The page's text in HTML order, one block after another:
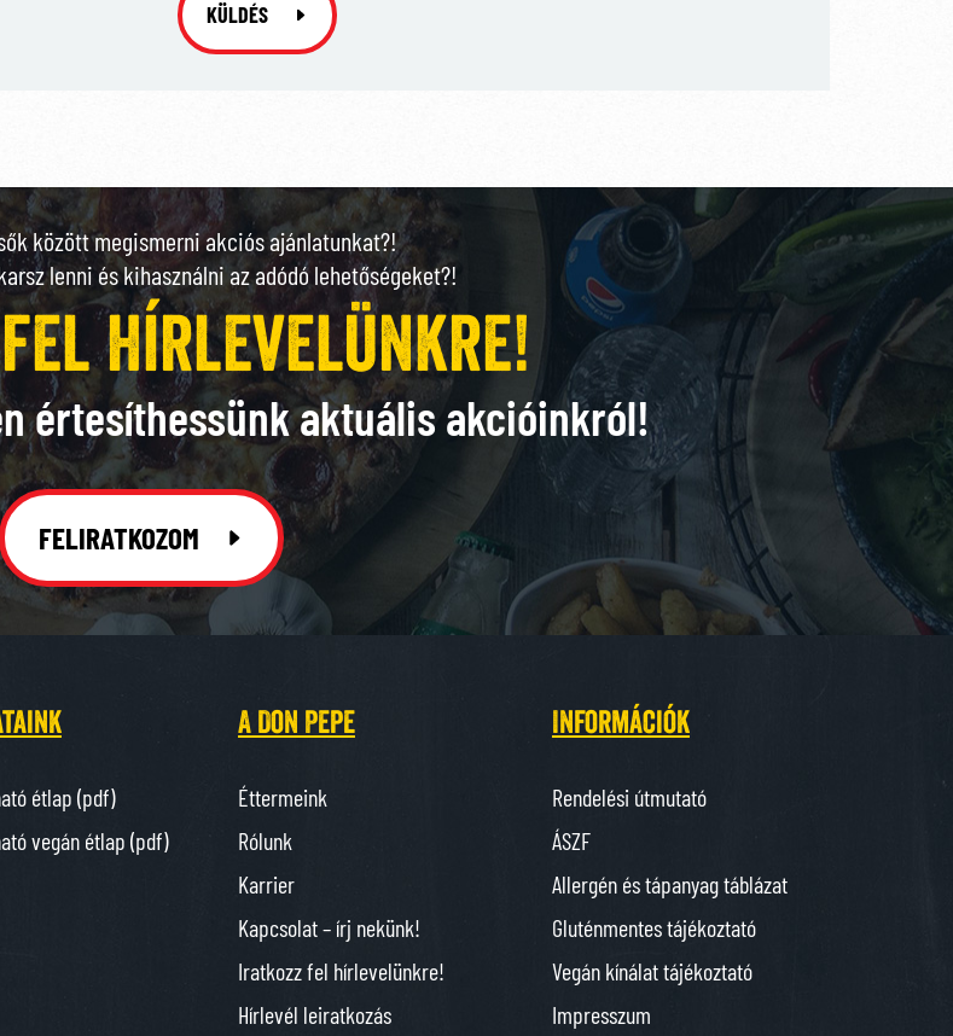
KÜLDÉS
között megismerni akciós ajánlatunkat?!
lenni és kihasználni az adódó lehetőségeket?!
hírlevelünkre!
értesíthessünk aktuális akcióinkról!
FELIRATKOZOM
étlap (pdf)
vegán étlap (pdf)
A Don Pepe
Éttermeink
Rólunk
Karrier
Kapcsolat – írj nekünk!
Iratkozz fel hírlevelünkre!
Hírlevél leiratkozás
Információk
Rendelési útmutató
ÁSZF
Allergén és tápanyag táblázat
Gluténmentes tájékoztató
Vegán kínálat tájékoztató
Impresszum